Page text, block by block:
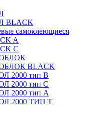
BLACK
самоклеющиеся
A
С
BLACK
2000 тип B
2000 тип C
2000 тип А
2000 ТИП Т